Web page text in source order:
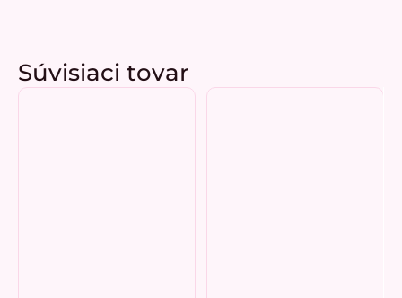
Súvisiaci tovar